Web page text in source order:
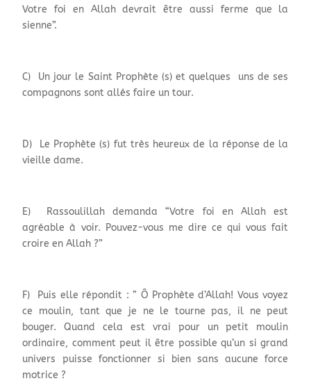
Votre foi en Allah devrait être aussi ferme que la
sienne”.
C) Un jour le Saint Prophète (s) et quelques uns de ses
compagnons sont allés faire un tour.
D) Le Prophète (s) fut très heureux de la réponse de la
vieille dame.
E) Rassoulillah demanda “Votre foi en Allah est
agréable à voir. Pouvez-vous me dire ce qui vous fait
croire en Allah ?”
F) Puis elle répondit : ” Ô Prophète d’Allah! Vous voyez
ce moulin, tant que je ne le tourne pas, il ne peut
bouger. Quand cela est vrai pour un petit moulin
ordinaire, comment peut il être possible qu’un si grand
univers puisse fonctionner si bien sans aucune force
motrice ?